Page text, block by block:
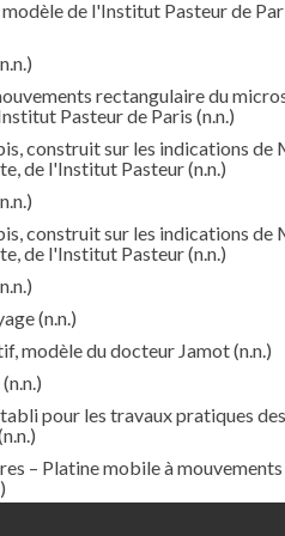
de l'Institut Pasteur de
rectangulaire du
Pasteur de Paris (n.n.)
construit sur les indications de
de l'Institut Pasteur(n.n.)
construit sur les indications de
de l'Institut Pasteur(n.n.)
(n.n.)
modèle du docteur Jamot(n.n.)
(n.n.)
pour les travaux pratiques des
– Platine mobile à mouvements